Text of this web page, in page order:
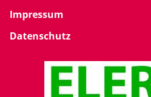
Impressum
Datenschutz